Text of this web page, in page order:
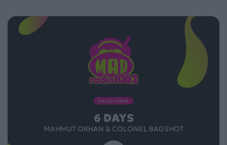
ΠΑΙΖΕΙ ΤΩΡΑ
6 DAYS
MAHMUT ORHAN & COLONEL BAGSHOT